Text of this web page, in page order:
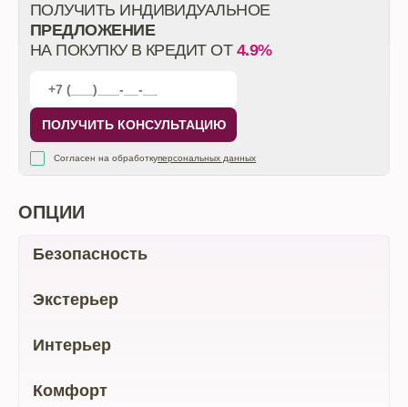
ПОЛУЧИТЬ ИНДИВИДУАЛЬНОЕ
ПРЕДЛОЖЕНИЕ
НА ПОКУПКУ В КРЕДИТ ОТ 4.9%
ПОЛУЧИТЬ КОНСУЛЬТАЦИЮ
Согласен на обработкуперсональных данных
ОПЦИИ
Безопасность
Экстерьер
Интерьер
Комфорт